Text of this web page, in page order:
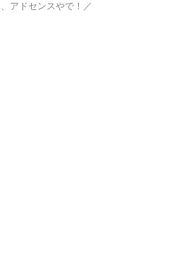
アドセンスやで！／